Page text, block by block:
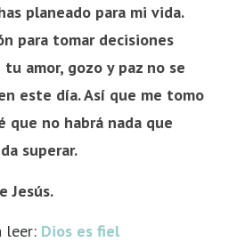
planeado para mi vida.
para tomar decisiones
amor, gozo y paz no se
este día. Así que me tomo
que no habrá nada que
superar.
Jesús.
leer: Dios es fiel